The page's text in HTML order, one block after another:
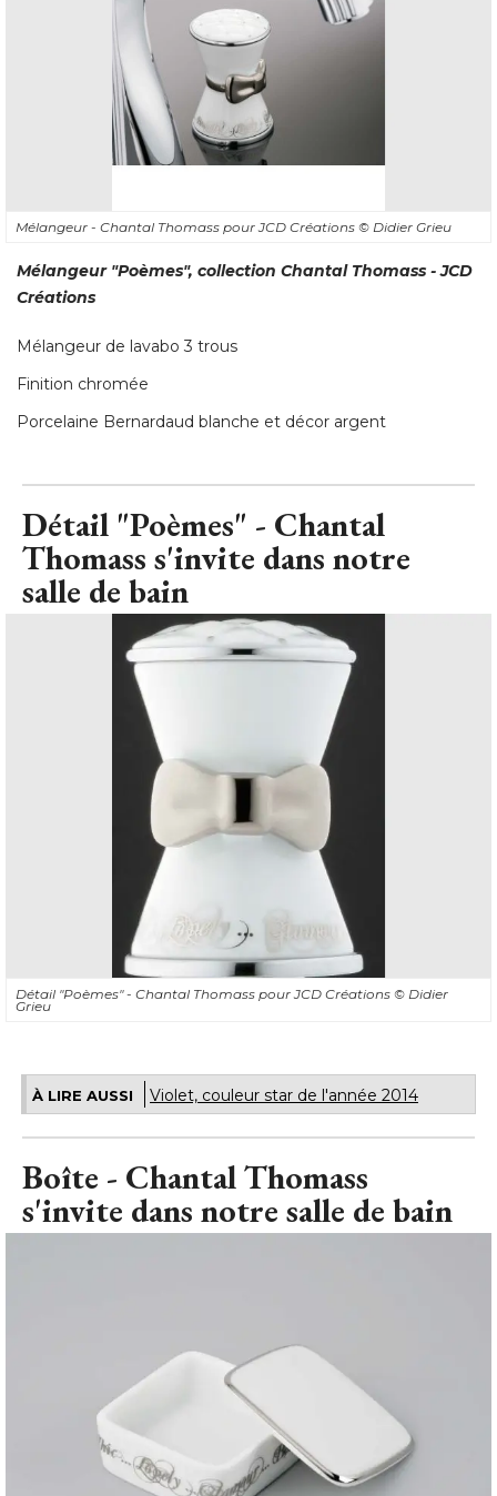
Mélangeur - Chantal Thomass pour JCD Créations © Didier Grieu
Mélangeur "Poèmes", collection Chantal Thomass - JCD
Créations
Mélangeur de lavabo 3 trous
Finition chromée
Porcelaine Bernardaud blanche et décor argent
Détail "Poèmes" - Chantal
Thomass s'invite dans notre
salle de bain
Détail "Poèmes" - Chantal Thomass pour JCD Créations © Didier
Grieu
À LIRE AUSSI Violet, couleur star de l'année 2014
Boîte - Chantal Thomass
s'invite dans notre salle de bain